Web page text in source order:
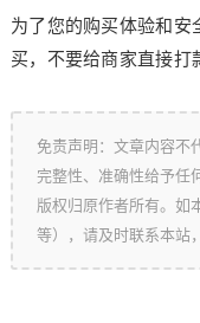
为了您的购买体验和安
买，不要给商家直接打
免责声明：文章内容不
完整性、准确性给予任
版权归原作者所有。如
等），请及时联系本站